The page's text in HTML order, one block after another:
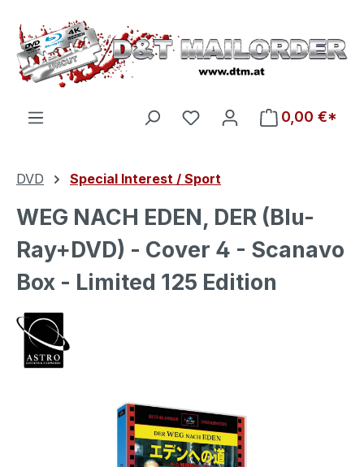
Zum Hauptinhalt springen
Du hast 0 Produkte auf
0,00 €*
DVD Special Interest / Sport
WEG NACH EDEN, DER (Blu-
Ray+DVD) - Cover 4 - Scanavo
Box - Limited 125 Edition
Bildergalerie überspringen